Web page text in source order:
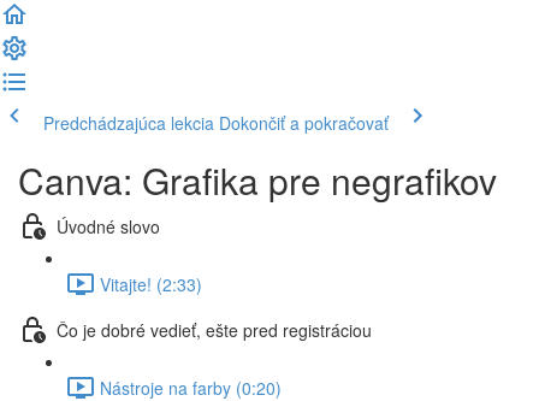
Predchádzajúca lekcia Dokončiť a pokračovať
Canva: Grafika pre negrafikov
Úvodné slovo
Vitajte! (2:33)
Čo je dobré vedieť, ešte pred registráciou
Nástroje na farby (0:20)